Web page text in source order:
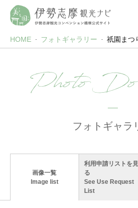
HOME フォトギャラリー 祇園まつ
Photo
フォトギャラ
画像一覧
Image list
利用申請リストを見
る
See Use Request
List